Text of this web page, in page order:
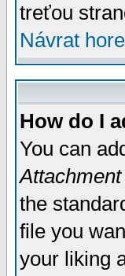
treťou
Návrat hore
How do I
You can
Attachment
the
file you
your liking